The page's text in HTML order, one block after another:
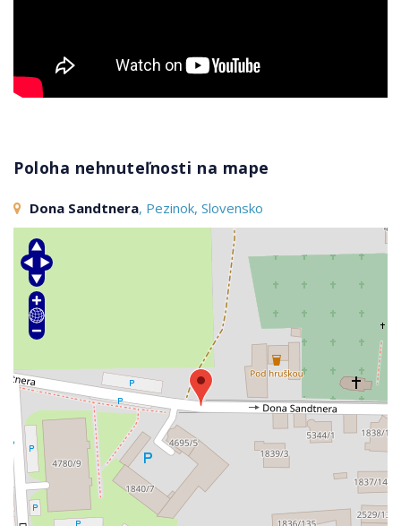
Poloha nehnuteľnosti na mape
Dona Sandtnera, Pezinok, Slovensko